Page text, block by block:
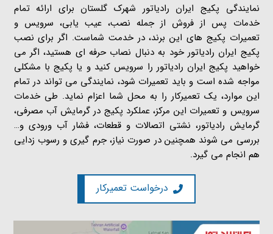
نمایندگی پکیج ایران رادیاتور شهرک گلستان برای ارائه تمام
خدمات پس از فروش از جمله نصب، عیب یابی، سرویس و
تعمیرات پکیج های این برند، در خدمت شماست. اگر برای نصب
پکیج ایران رادیاتور خود به دنبال نصاب حرفه ای هستید، اگر می
خواهید پکیج ایران رادیاتور را سرویس کنید و یا پکیج با مشکلی
مواجه شده است و باید تعمیرات شود، نمایندگی می تواند در تمام
این موارد، یک تعمیرکار را به محل شما اعزام نماید. طی خدمات
سرویس و تعمیرات این مرکز، عملکرد پکیج در گرمایش آب مصرفی،
گرمایش رادیاتور، نشتی اتصالات و قطعات، فشار آب ورودی و…
بررسی می شوند همچنین در صورت نیاز، جرم گیری و رسوب زدایی
هم انجام می گیرد.
درخواست تعمیرکار